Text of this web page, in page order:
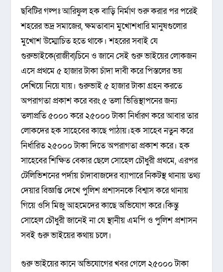
ছবিটির গল্পঃ আরিফুল হক বাড়ি নির্মাণ শুরু করার পর পরেই
শহরের ভদ্র সমাজের, ক্ষমতাবান মুখোশধারি মানুষগুলোর
মুখোশ উম্মোচিত হতে থাকে। শহরের সবাই যে
গুরুভাইকে(রাজীব)চিনে ও জানে সেই গুরু ভাইয়ের লোকজন
এসে প্রথমে ৫ হাজার টাকা চাঁদা দাবী করে পিস্তলের ভয়
দেখিয়ে নিয়ে যায়। গুরুভাই ৫ হাজার টাকা গ্রহন করতে
অপরাগতা প্রকাশ করে বরং ৫ তলা ভিত্তিস্থাপনের জন্য
তলাপ্রতি ৫০০০ করে ২৫০০০ টাকা নির্ধারণ করে আবার তার
লোকদের হক সাহেবের কাছে পাঠায়।হক সাহেব নতুন করে
নির্ধারিত ২৫০০০ টাকা দিতে অপরাগতা প্রকাশ করে। হক
সাহেবের শিক্ষিত বেকার ছেলে সোহেল চৌধুরী প্রথমে, এরপর
টেলিভিশনের পর্দায় চাঁদাবাজদের ব্যাপারে নিকটস্থ থানায় তথ্য
দেয়ার বিজ্ঞপ্তি দেখে পুলিশ প্রশাসনকে বিশ্বাস করে থানায়
গিয়ে ওসি মিজু আহমেদের কাছে অভিযোগ করে।কিন্তু
সোহেল চৌধুরী জানেই না যে স্থানীয় এমপি ও পুলিশ প্রশাসন
সবই গুরু ভাইয়ের কথায় চলে।
গুরু ভাইয়ের কানে অভিযোগের খবর গেলে ২৫০০০ টাকা